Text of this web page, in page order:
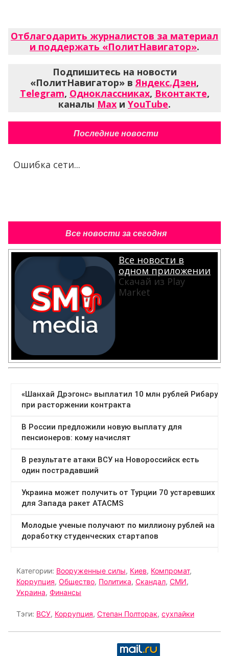
Отблагодарить журналистов за материал
и поддержать «ПолитНавигатор».
Подпишитесь на новости
«ПолитНавигатор» вЯндекс.Дзен,
Telegram, Одноклассниках, Вконтакте,
каналы Max и YouTube.
Последние новости
Ошибка сети...
Все новости за сегодня
Все новости в
одном приложении
Скачай из Play
Market
Категории: Вооруженные силы, Киев, Компромат,
Коррупция, Общество, Политика, Скандал, СМИ,
Украина, Финансы
Тэги: ВСУ, Коррупция, Степан Полторак, сухпайки